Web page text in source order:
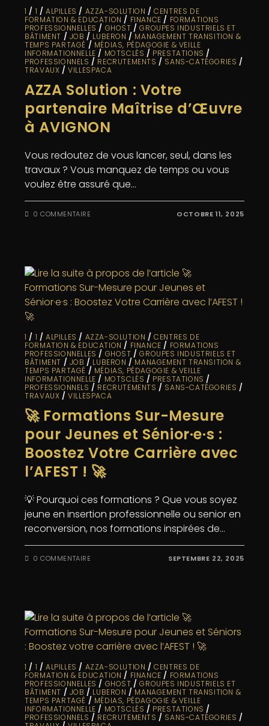
1 / 1 /ALPILLES / AZZA-SOLUTION /CENTRES DE
FORMATION & EDUCATION / FINANCE / FORMATIONS
PROFESSIONNELLES / GHOST /GROUPES INDUSTRIELS ET
BÂTIMENT / JOB / LUBERON / MANAGEMENT TRANSITION &
TEMPS PARTAGÉ / MÉDIAS, PÉDAGOGIE & VEILLE
INFORMATIONNELLE / MOTSCLÉS / PRESTATIONS /
PROFESSIONNELS / RECRUTEMENTS / SANS-CATÉGORIES /
TRAVAUX /VILLESPACA
AZZA Solution : Votre
partenaire Maîtrise d’Œuvre
à AVIGNON
Vous redoutez de vous lancer, seul, dans les
travaux ? Vous manquez de temps ou vous
voulez être assuré que…
0 COMMENTAIRE OCTOBRE 11, 2025
1 / 1 /ALPILLES / AZZA-SOLUTION /CENTRES DE
FORMATION & EDUCATION / FINANCE / FORMATIONS
PROFESSIONNELLES / GHOST /GROUPES INDUSTRIELS ET
BÂTIMENT / JOB / LUBERON / MANAGEMENT TRANSITION &
TEMPS PARTAGÉ / MÉDIAS, PÉDAGOGIE & VEILLE
INFORMATIONNELLE / MOTSCLÉS / PRESTATIONS /
PROFESSIONNELS / RECRUTEMENTS / SANS-CATÉGORIES /
TRAVAUX /VILLESPACA
🚀 Formations Sur-Mesure
pour Jeunes et Sénior·e·s :
Boostez Votre Carrière avec
l’AFEST ! 🚀
💡 Pourquoi ces formations ? Que vous soyez
jeune en insertion professionnelle ou senior en
reconversion, nos formations inspirées de…
0 COMMENTAIRE SEPTEMBRE 22, 2025
1 / 1 /ALPILLES / AZZA-SOLUTION /CENTRES DE
FORMATION & EDUCATION / FINANCE / FORMATIONS
PROFESSIONNELLES / GHOST /GROUPES INDUSTRIELS ET
BÂTIMENT / JOB / LUBERON / MANAGEMENT TRANSITION &
TEMPS PARTAGÉ / MÉDIAS, PÉDAGOGIE & VEILLE
INFORMATIONNELLE / MOTSCLÉS / PRESTATIONS /
PROFESSIONNELS / RECRUTEMENTS / SANS-CATÉGORIES /